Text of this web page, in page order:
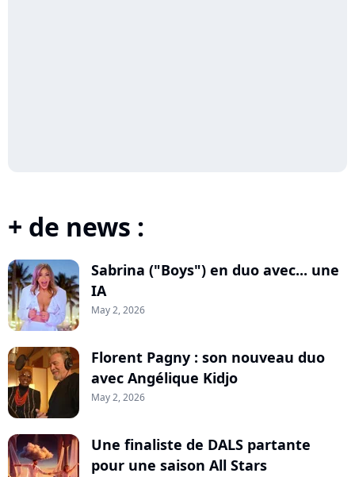
+ de news :
Sabrina ("Boys") en duo avec... une
IA
May 2, 2026
Florent Pagny : son nouveau duo
avec Angélique Kidjo
May 2, 2026
Une finaliste de DALS partante
pour une saison All Stars